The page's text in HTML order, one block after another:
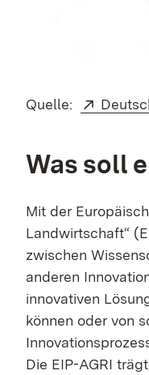
Quelle: Extern:
Was soll
Mit der
Landwirtschaft“
zwischen
anderen
innovativen
können oder von
Die EIP-AGRI